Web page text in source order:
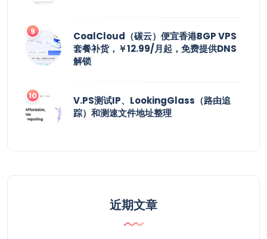
CoalCloud（碳云）便宜香港BGP VPS
套餐补货，￥12.99/月起，免费提供DNS
解锁
V.PS测试IP、LookingGlass（路由追
踪）和测速文件地址整理
近期文章